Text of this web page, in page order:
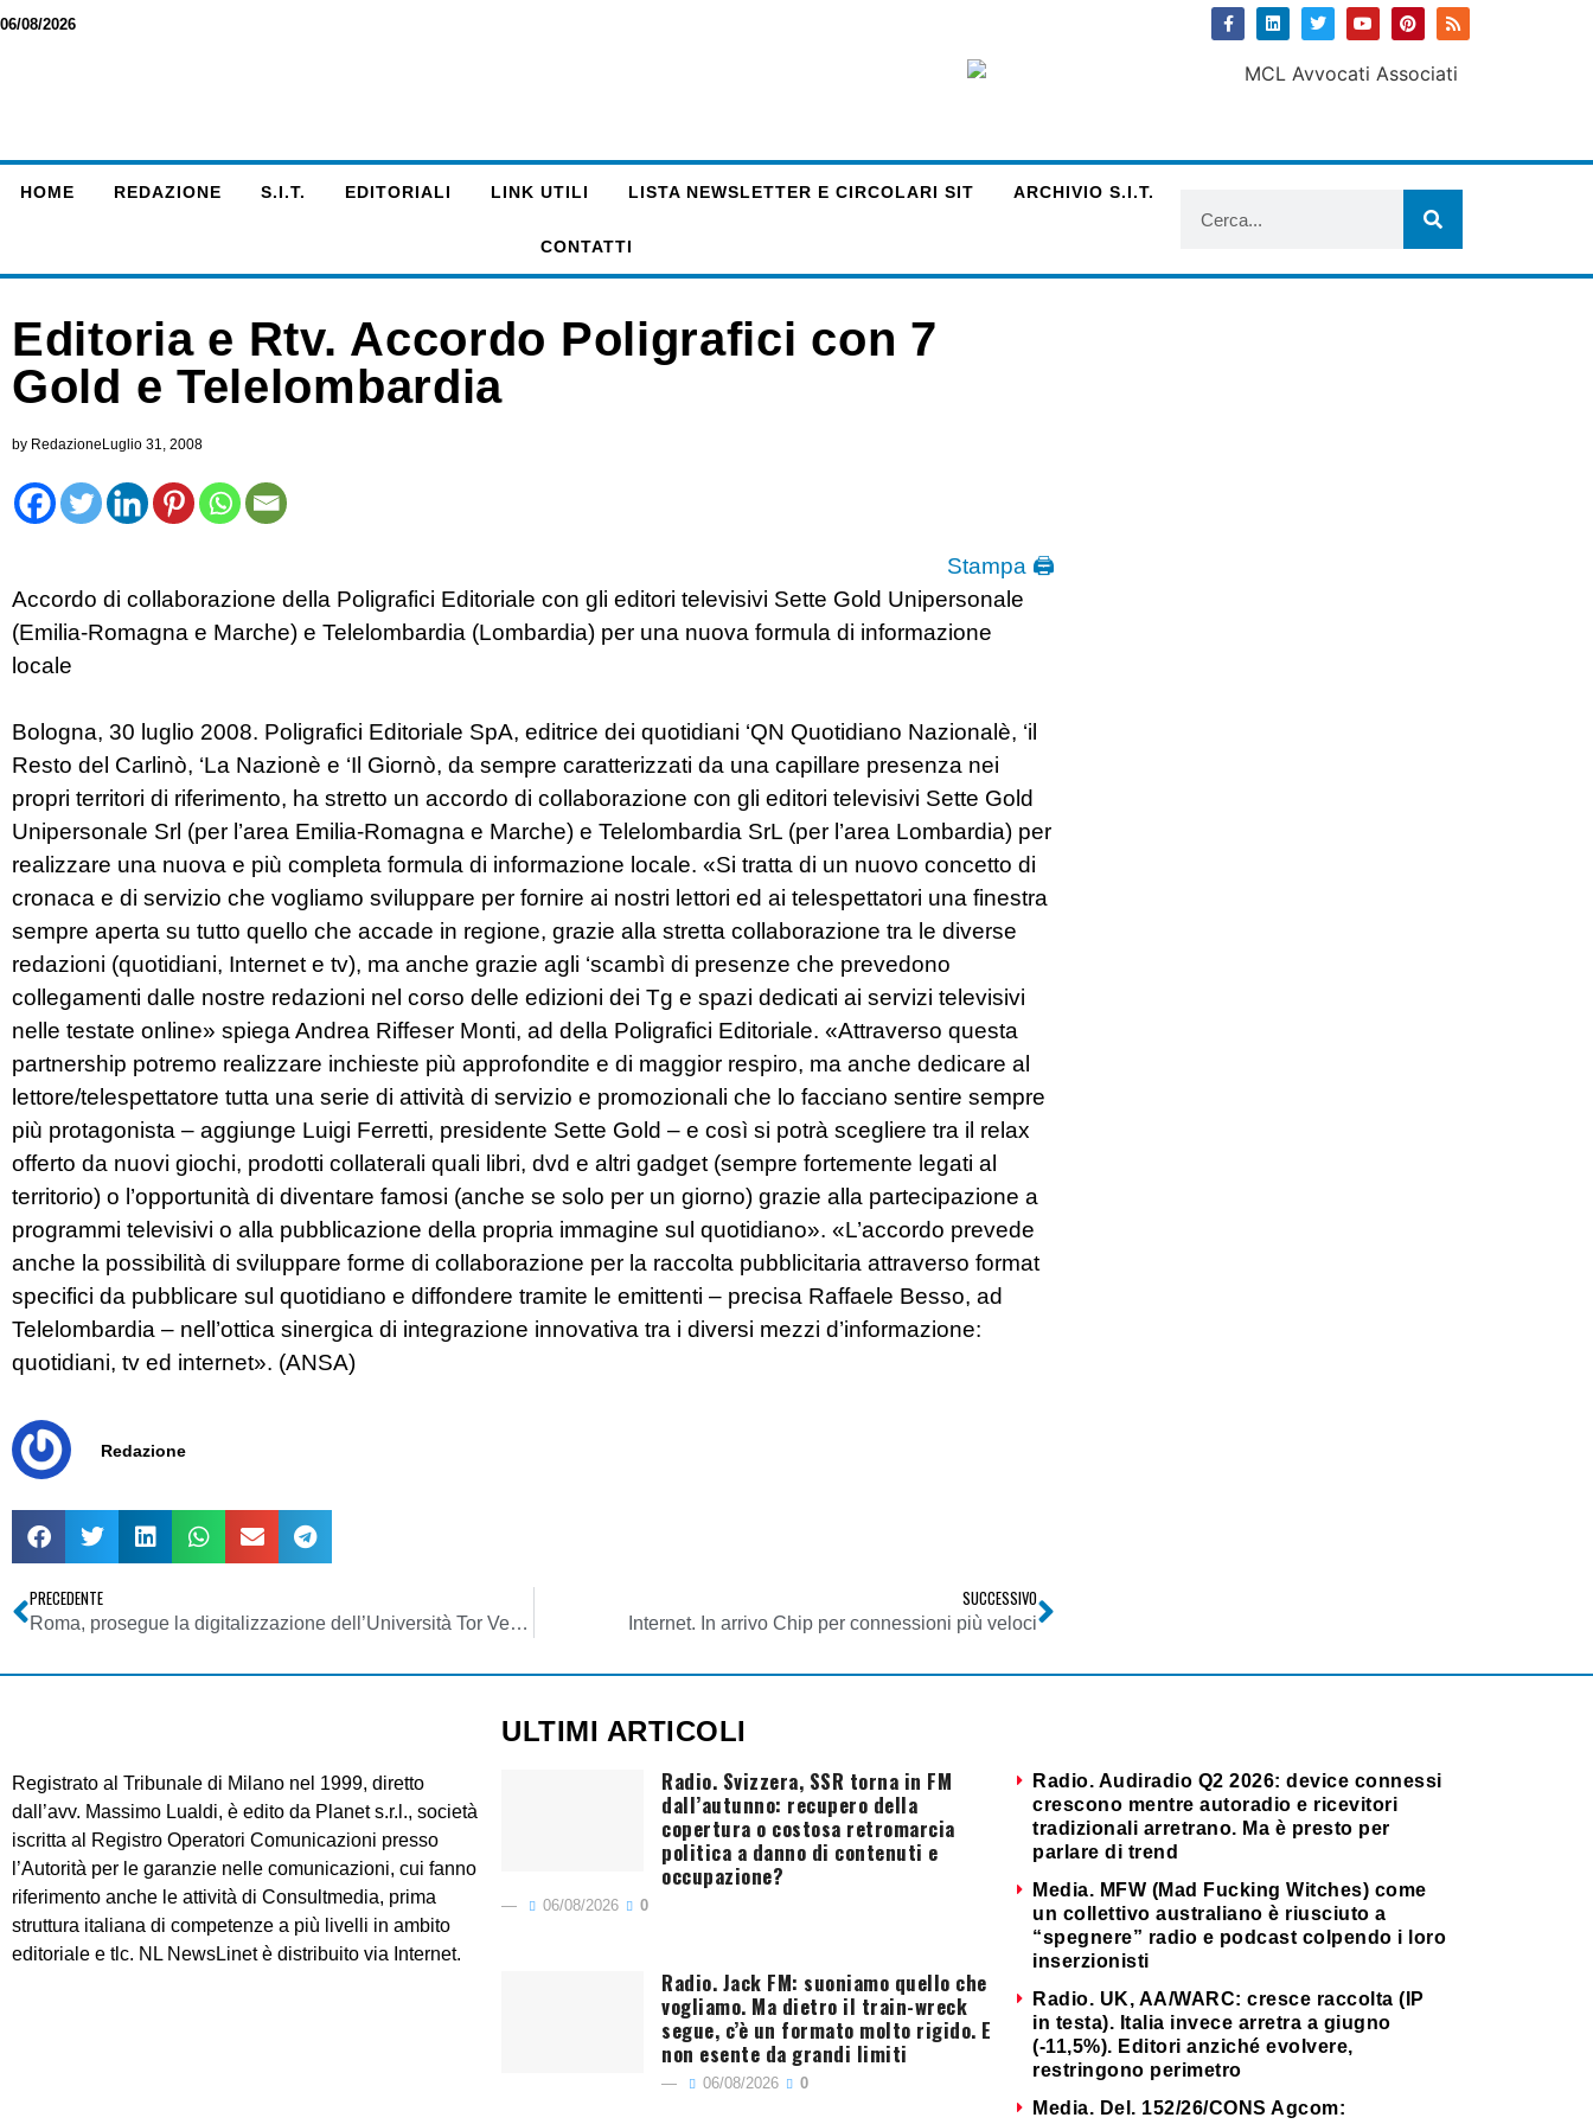
06/08/2026
HOME REDAZIONE S.I.T. EDITORIALI LINK UTILI LISTA NEWSLETTER E CIRCOLARI SIT ARCHIVIO S.I.T.
CONTATTI
Editoria e Rtv. Accordo Poligrafici con 7
Gold e Telelombardia
by Redazione Luglio 31, 2008
Stampa 🖨
Accordo di collaborazione della Poligrafici Editoriale con gli editori televisivi Sette Gold Unipersonale
(Emilia-Romagna e Marche) e Telelombardia (Lombardia) per una nuova formula di informazione
locale
Bologna, 30 luglio 2008. Poligrafici Editoriale SpA, editrice dei quotidiani ‘QN Quotidiano Nazionalè, ‘il
Resto del Carlinò, ‘La Nazionè e ‘Il Giornò, da sempre caratterizzati da una capillare presenza nei
propri territori di riferimento, ha stretto un accordo di collaborazione con gli editori televisivi Sette Gold
Unipersonale Srl (per l’area Emilia-Romagna e Marche) e Telelombardia SrL (per l’area Lombardia) per
realizzare una nuova e più completa formula di informazione locale. «Si tratta di un nuovo concetto di
cronaca e di servizio che vogliamo sviluppare per fornire ai nostri lettori ed ai telespettatori una finestra
sempre aperta su tutto quello che accade in regione, grazie alla stretta collaborazione tra le diverse
redazioni (quotidiani, Internet e tv), ma anche grazie agli ‘scambì di presenze che prevedono
collegamenti dalle nostre redazioni nel corso delle edizioni dei Tg e spazi dedicati ai servizi televisivi
nelle testate online» spiega Andrea Riffeser Monti, ad della Poligrafici Editoriale. «Attraverso questa
partnership potremo realizzare inchieste più approfondite e di maggior respiro, ma anche dedicare al
lettore/telespettatore tutta una serie di attività di servizio e promozionali che lo facciano sentire sempre
più protagonista – aggiunge Luigi Ferretti, presidente Sette Gold – e così si potrà scegliere tra il relax
offerto da nuovi giochi, prodotti collaterali quali libri, dvd e altri gadget (sempre fortemente legati al
territorio) o l’opportunità di diventare famosi (anche se solo per un giorno) grazie alla partecipazione a
programmi televisivi o alla pubblicazione della propria immagine sul quotidiano». «L’accordo prevede
anche la possibilità di sviluppare forme di collaborazione per la raccolta pubblicitaria attraverso format
specifici da pubblicare sul quotidiano e diffondere tramite le emittenti – precisa Raffaele Besso, ad
Telelombardia – nell’ottica sinergica di integrazione innovativa tra i diversi mezzi d’informazione:
quotidiani, tv ed internet». (ANSA)
Redazione
PRECEDENTE
Roma, prosegue la digitalizzazione dell’Università Tor Vergata
SUCCESSIVO
Internet. In arrivo Chip per connessioni più veloci
Registrato al Tribunale di Milano nel 1999, diretto
dall’avv. Massimo Lualdi, è edito da Planet s.r.l., società
iscritta al Registro Operatori Comunicazioni presso
l’Autorità per le garanzie nelle comunicazioni, cui fanno
riferimento anche le attività di Consultmedia, prima
struttura italiana di competenze a più livelli in ambito
editoriale e tlc. NL NewsLinet è distribuito via Internet.
ULTIMI ARTICOLI
Radio. Svizzera, SSR torna in FM
dall’autunno: recupero della
copertura o costosa retromarcia
politica a danno di contenuti e
occupazione?
06/08/2026 0
Radio. Jack FM: suoniamo quello che
vogliamo. Ma dietro il train-wreck
segue, c’è un formato molto rigido. E
non esente da grandi limiti
06/08/2026 0
Radio. Audiradio Q2 2026: device connessi
crescono mentre autoradio e ricevitori
tradizionali arretrano. Ma è presto per
parlare di trend
Media. MFW (Mad Fucking Witches) come
un collettivo australiano è riusciuto a
“spegnere” radio e podcast colpendo i loro
inserzionisti
Radio. UK, AA/WARC: cresce raccolta (IP
in testa). Italia invece arretra a giugno
(-11,5%). Editori anziché evolvere,
restringono perimetro
Media. Del. 152/26/CONS Agcom: